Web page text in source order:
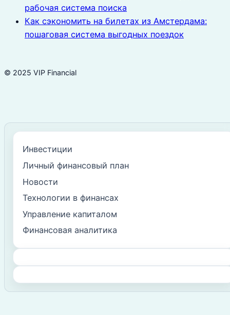
рабочая система поиска
Как сэкономить на билетах из Амстердама:
пошаговая система выгодных поездок
© 2025 VIP Financial
Инвестиции
Личный финансовый план
Новости
Технологии в финансах
Управление капиталом
Финансовая аналитика